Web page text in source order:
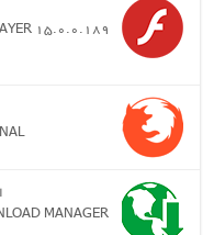
15.0.0.189
MANAGER